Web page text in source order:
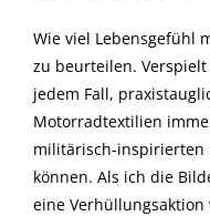
Wie viel Lebensgefühl
zu beurteilen.
jedem Fall,
Motorradtextilien
militärisch-inspirierten
können. Als ich die
eine Verhüllungsaktion